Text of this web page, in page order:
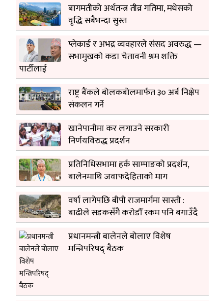
बागमतीको अर्थतन्त्र तीव्र गतिमा, मधेसको
वृद्धि सबैभन्दा सुस्त
प्लेकार्ड र अभद्र व्यवहारले संसद अवरुद्ध —
सभामुखको कडा चेतावनी श्रम शक्ति
पार्टीलाई
राष्ट्र बैंकले बोलकबोलमार्फत ३० अर्ब निक्षेप
संकलन गर्ने
खानेपानीमा कर लगाउने सरकारी
निर्णयविरुद्ध प्रदर्शन
प्रतिनिधिसभामा हर्क साम्पाङको प्रदर्शन,
बालेनमाथि जवाफदेहिताको माग
वर्षा लागेपछि बीपी राजमार्गमा सास्ती :
बाढीले सडकसँगै करोडौँ रकम पनि बगाउँदै
प्रधानमन्त्री बालेनले बोलाए विशेष
मन्त्रिपरिषद् बैठक